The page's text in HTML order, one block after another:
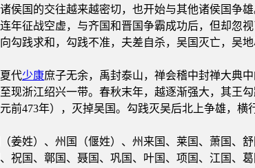
侯国的交往越来越密切，也开始与其他诸侯国争
年征战空虚，与齐国和晋国争霸成功后，但却忽
勾践求和，勾践不准，夫差自杀，吴国灭亡，吴地
代少康庶子无余，禹封泰山，禅会稽中封禅大典
现浙江绍兴一带。春秋末年，越逐渐强大，其王
前473年），灭掉吴国。勾践灭吴后北上争雄，横
姜姓）、州国（偃姓）、州来国、莱国、萧国、
祝国、鄣国、聂国、巩国、叶国、项国、江国、葛